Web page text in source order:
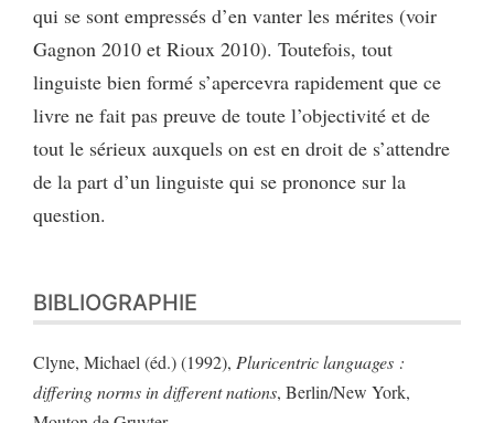
qui se sont empressés d’en vanter les mérites (voir
Gagnon 2010 et Rioux 2010). Toutefois, tout
linguiste bien formé s’apercevra rapidement que ce
livre ne fait pas preuve de toute l’objectivité et de
tout le sérieux auxquels on est en droit de s’attendre
de la part d’un linguiste qui se prononce sur la
question.
BIBLIOGRAPHIE
Clyne, Michael (éd.) (1992), Pluricentric languages :
differing norms in different nations, Berlin/New York,